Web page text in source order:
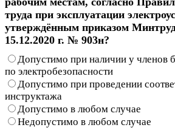
труда при эксплуатации
утверждённым приказом
15.12.2020 г. № 903н?
Допустимо при наличии у членов
по электробезопасности
Допустимо при проведении
инструктажа
Допустимо в любом случае
Недопустимо в любом случае